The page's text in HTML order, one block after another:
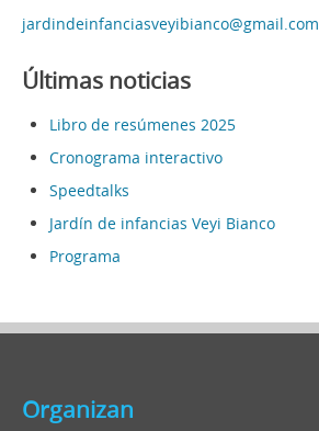
jardindeinfanciasveyibianco@gmail.com
Últimas noticias
Libro de resúmenes 2025
Cronograma interactivo
Speedtalks
Jardín de infancias Veyi Bianco
Programa
Organizan